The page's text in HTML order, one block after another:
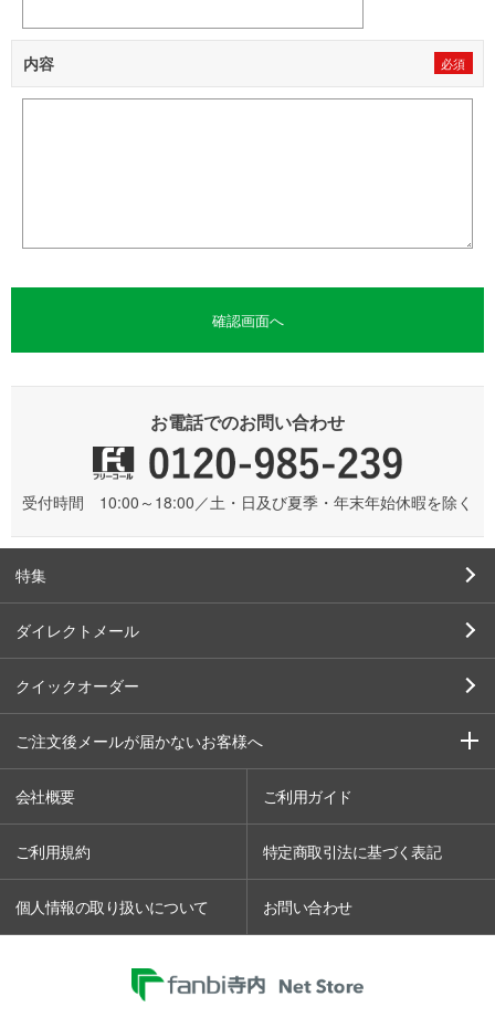
内容
お電話でのお問い合わせ
受付時間 10:00～18:00／土・日及び夏季・年末年始休暇を除く
特集
ダイレクトメール
クイックオーダー
ご注文後メールが届かないお客様へ
会社概要 ご利用ガイド
ご利用規約 特定商取引法に基づく表記
個人情報の取り扱いについて お問い合わせ